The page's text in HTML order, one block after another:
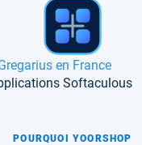
Manager en France
Softaculous
POURQUOI YOORSHOP